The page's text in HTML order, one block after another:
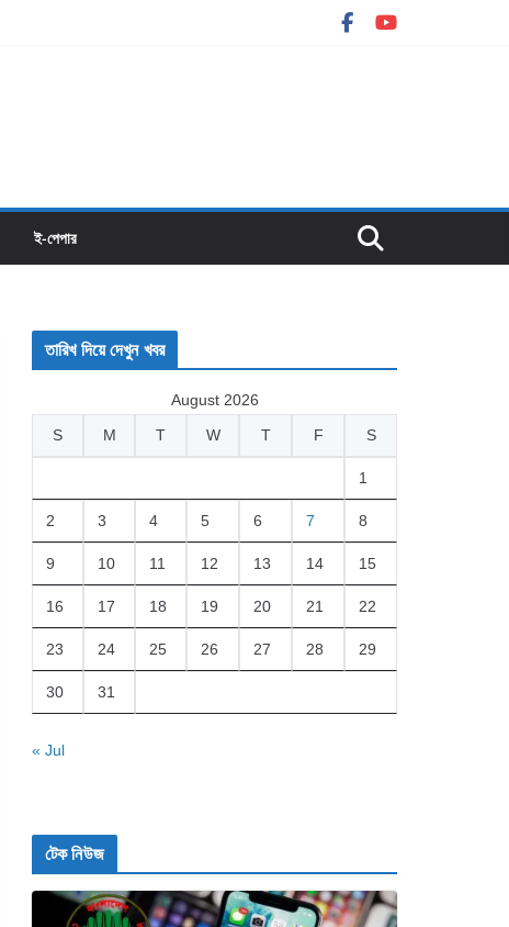
ই-পেপার
তারিখ দিয়ে দেখুন খবর
August 2026
S
M T W T F S
1
2 3 4 5 6 7 8
9 10 11 12 13 14 15
16 17 18 19 20 21 22
23 24 25 26 27 28 29
30 31
« Jul
টেক নিউজ